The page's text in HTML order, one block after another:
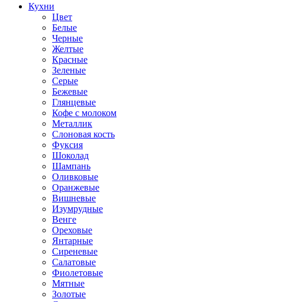
Кухни
Цвет
Белые
Черные
Желтые
Красные
Зеленые
Серые
Бежевые
Глянцевые
Кофе с молоком
Металлик
Слоновая кость
Фуксия
Шоколад
Шампань
Оливковые
Оранжевые
Вишневые
Изумрудные
Венге
Ореховые
Янтарные
Сиреневые
Салатовые
Фиолетовые
Мятные
Золотые